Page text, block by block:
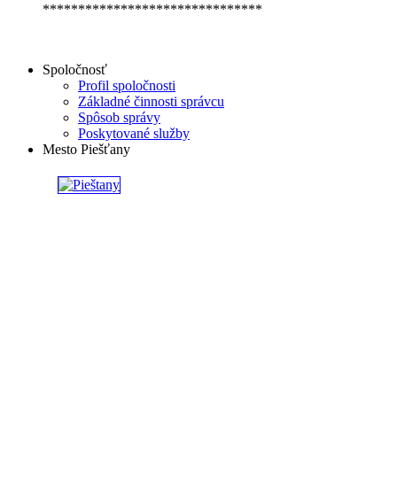
*******************************
Spoločnosť
Profil spoločnosti
Základné činnosti správcu
Spôsob správy
Poskytované služby
Mesto Piešťany